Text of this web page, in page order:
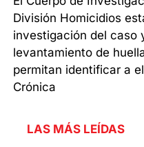
División Homicidios
investigación del caso
levantamiento de
permitan identificar a
Crónica
LAS MÁS LEÍDAS